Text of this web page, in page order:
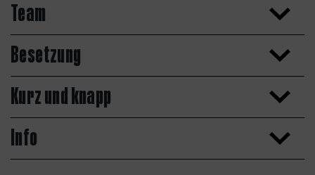
Team
Besetzung
Kurz und knapp
Info